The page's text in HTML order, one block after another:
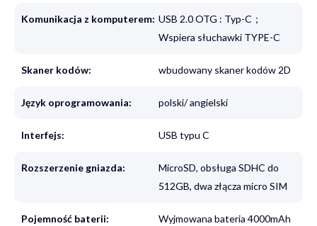
Komunikacja z komputerem: USB 2.0 OTG : Typ-C；
Wspiera słuchawki TYPE-C
Skaner kodów: wbudowany skaner kodów 2D
Język oprogramowania: polski/ angielski
Interfejs: USB typu C
Rozszerzenie gniazda:
MicroSD, obsługa SDHC do
512GB, dwa złącza micro SIM
Pojemność baterii: Wyjmowana bateria 4000mAh